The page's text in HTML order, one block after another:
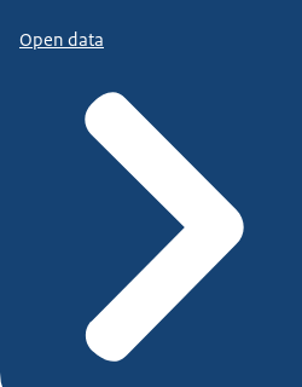
Open data